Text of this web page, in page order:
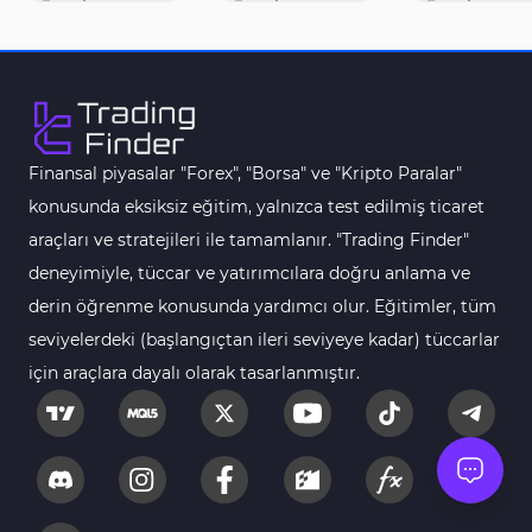
Fast Scalping MT5 Göstergeleri
Gün İçi (Intraday) MT5 Göstergeleri
Forex MT5 Göstergeleri
Kurumsal Hisse Senedi MT5 Göstergeleri 276
Aralık Göstergeleri MT5 Göstergeleri 44
Eğitimsel MT5 Göstergeleri
Arz ve Talep MT5 Göstergeleri 15
Temel Analiz MT5 Göstergeleri
MetaTrader 5 için Yapay Zekâ (AI) Göstergeleri
Finansal piyasalar "Forex", "Borsa" ve "Kripto Paralar"
konusunda eksiksiz eğitim, yalnızca test edilmiş ticaret
araçları ve stratejileri ile tamamlanır. "Trading Finder"
deneyimiyle, tüccar ve yatırımcılara doğru anlama ve
derin öğrenme konusunda yardımcı olur. Eğitimler, tüm
seviyelerdeki (başlangıçtan ileri seviyeye kadar) tüccarlar
için araçlara dayalı olarak tasarlanmıştır.